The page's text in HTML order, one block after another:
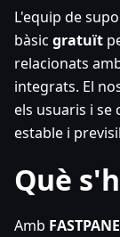
L'equip de
bàsic gratuït
relacionats
integrats. El
els usuaris i
estable i
Què
Amb